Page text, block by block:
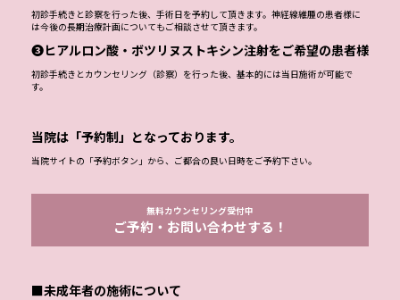
初診手続きと診察を行った後、手術日を予約して頂きます。神経線維腫の患者様に
は今後の長期治療計画についてもご相談させて頂きます。
❸ヒアルロン酸・ボツリヌストキシン注射をご希望の患者様
初診手続きとカウンセリング（診察）を行った後、基本的には当日施術が可能で
す。
当院は「予約制」となっております。
当院サイトの「予約ボタン」から、ご都合の良い日時をご予約下さい。
無料カウンセリング受付中
ご予約・お問い合わせする！
■未成年者の施術について